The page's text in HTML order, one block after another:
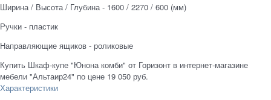
Ширина / Высота / Глубина - 1600 / 2270 / 600 (мм)
Ручки - пластик
Направляющие ящиков - роликовые
Купить Шкаф-купе "Юнона комби" от Горизонт в интернет-магазине
мебели "Альтаир24" по цене 19 050 руб.
Характеристики